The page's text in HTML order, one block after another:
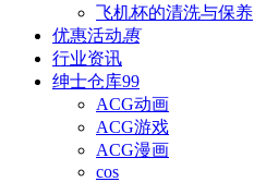
飞机杯的清洗与保养
优惠活动惠
行业资讯
绅士仓库99
ACG动画
ACG游戏
ACG漫画
cos